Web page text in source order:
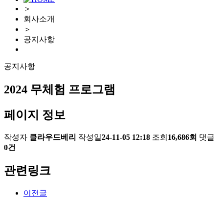
＞
회사소개
＞
공지사항
공지사항
2024 무체험 프로그램
페이지 정보
작성자 클라우드베리 작성일24-11-05 12:18 조회 16,686회 댓글
0건
관련링크
이전글